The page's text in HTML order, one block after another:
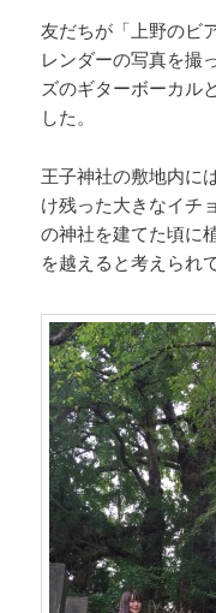
友だちが「上野のビ
レンダーの写真を撮
ズのギターボーカル
した。
王子神社の敷地内に
け残った大きなイチ
の神社を建てた頃に
を越えると考えられ